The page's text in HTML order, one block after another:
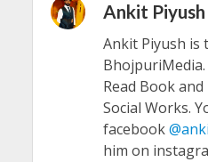
Ankit Piyush
Ankit Piyush is
Read Book
Social Works.
facebook
him on